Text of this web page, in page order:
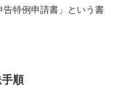
告特例申請書」という書
順